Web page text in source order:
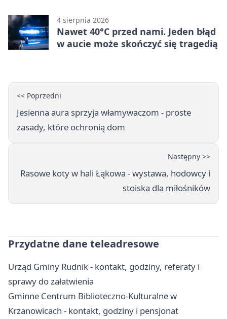
4 sierpnia 2026
Nawet 40°C przed nami. Jeden błąd
w aucie może skończyć się tragedią
<< Poprzedni
Jesienna aura sprzyja włamywaczom - proste
zasady, które ochronią dom
Następny >>
Rasowe koty w hali Łąkowa - wystawa, hodowcy i
stoiska dla miłośników
Przydatne dane teleadresowe
Urząd Gminy Rudnik - kontakt, godziny, referaty i
sprawy do załatwienia
Gminne Centrum Biblioteczno-Kulturalne w
Krzanowicach - kontakt, godziny i pensjonat